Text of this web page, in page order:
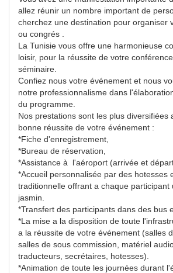
allez réunir un nombre important de
cherchez une destination pour organiser
ou congrés .
La Tunisie vous offre une harmonieuse
loisir, pour la réussite de votre
séminaire.
Confiez nous votre événement et nous
notre professionnalisme dans
du programme.
Nos prestations sont les plus diversifiées
bonne réussite de votre événement :
*Fiche d'enregistrement,
*Bureau de réservation,
*Assistance à l'aéroport (arrivée et
*Accueil personnalisée par des hotesses
traditionnelle offrant a chaque participant
jasmin.
*Transfert des participants dans des bus
*La mise a la disposition de toute
a la réussite de votre événement (salles
salles de sous commission, matériel
traducteurs, secrétaires, hotesses).
*Animation de toute les journées durant